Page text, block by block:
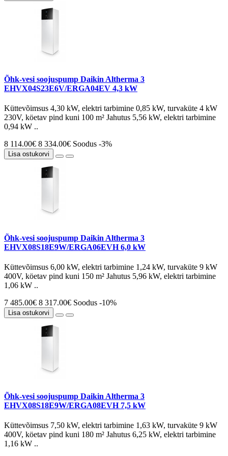
Õhk-vesi soojuspump Daikin Altherma 3
EHVX04S23E6V/ERGA04EV 4,3 kW
Küttevõimsus 4,30 kW, elektri tarbimine 0,85 kW, turvaküte 4 kW
230V, köetav pind kuni 100 m² Jahutus 5,56 kW, elektri tarbimine
0,94 kW ..
8 114.00€ 8 334.00€ Soodus -3%
Lisa ostukorvi
Õhk-vesi soojuspump Daikin Altherma 3
EHVX08S18E9W/ERGA06EVH 6,0 kW
Küttevõimsus 6,00 kW, elektri tarbimine 1,24 kW, turvaküte 9 kW
400V, köetav pind kuni 150 m² Jahutus 5,96 kW, elektri tarbimine
1,06 kW ..
7 485.00€ 8 317.00€ Soodus -10%
Lisa ostukorvi
Õhk-vesi soojuspump Daikin Altherma 3
EHVX08S18E9W/ERGA08EVH 7,5 kW
Küttevõimsus 7,50 kW, elektri tarbimine 1,63 kW, turvaküte 9 kW
400V, köetav pind kuni 180 m² Jahutus 6,25 kW, elektri tarbimine
1,16 kW ..